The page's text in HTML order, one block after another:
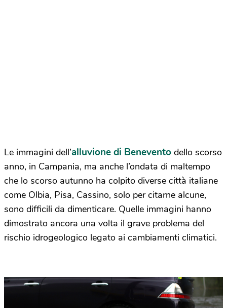
Le immagini dell’alluvione di Benevento dello scorso
anno, in Campania, ma anche l’ondata di maltempo
che lo scorso autunno ha colpito diverse città italiane
come Olbia, Pisa, Cassino, solo per citarne alcune,
sono difficili da dimenticare. Quelle immagini hanno
dimostrato ancora una volta il grave problema del
rischio idrogeologico legato ai cambiamenti climatici.